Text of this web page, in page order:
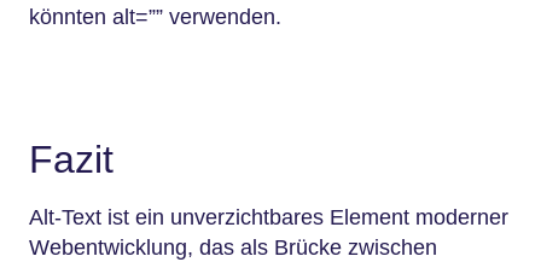
könnten alt=”” verwenden.
Fazit
Alt-Text ist ein unverzichtbares Element moderner
Webentwicklung, das als Brücke zwischen